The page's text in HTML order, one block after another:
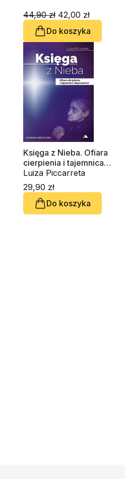
44,90 zł 42,00 zł
Do koszyka
Księga z Nieba. Ofiara
cierpienia i tajemnica
nieprawości. Tom 3
Luiza Piccarreta
29,90 zł
Do koszyka